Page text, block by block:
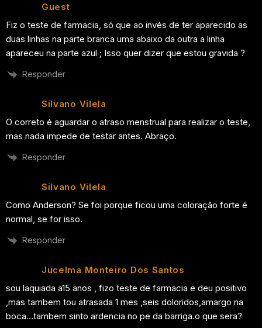
Guest
Fiz o teste de farmacia, só que ao invés de ter aparecido as
duas linhas na parte branca uma abaixo da outra a linha
apareceu na parte azul ; Isso quer dizer que estou gravida ?
Responder
Silvano Vilela
O correto é aguardar o atraso menstrual para realizar o teste,
mas nada impede de testar antes. Abraço.
Responder
Silvano Vilela
Como Anderson? Se foi porque ficou uma coloração forte é
normal, se for isso.
Responder
Jucelma Monteiro Dos Santos
sou laquiada a15 anos , fizo teste de farmacia e deu positivo
,mas tambem tou atrasada 1 mes ,seis doloridos,amargo na
boca…tambem sinto ardencia no pe da barriga.o que sera?